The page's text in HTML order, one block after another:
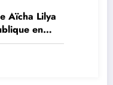
Aïcha Lilya
en